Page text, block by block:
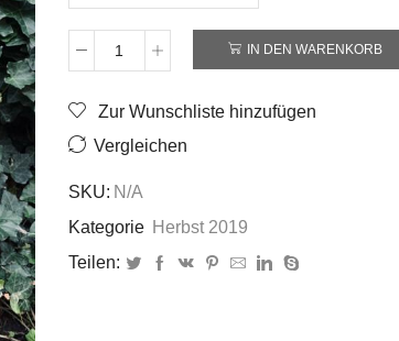
Rock
Menge
IN DEN WARENKORB
Zur Wunschliste hinzufügen
Vergleichen
SKU: N/A
Kategorie Herbst 2019
Teilen: